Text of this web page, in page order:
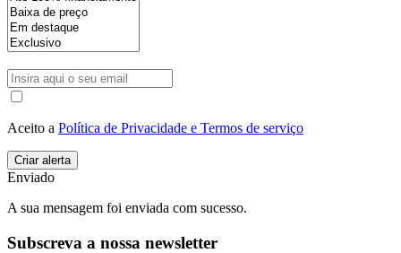
Aceito a Política de Privacidade e Termos de serviço
Enviado
A sua mensagem foi enviada com sucesso.
Subscreva a nossa newsletter